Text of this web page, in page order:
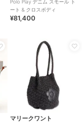
Polo Play デニム スモール ト
ート & クロスボディ
¥81,400
マリークワント